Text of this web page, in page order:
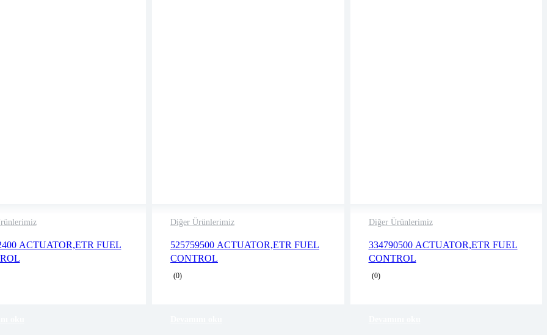
ACTUATOR,ETR FUEL
Delivery time: 1-2 business days
Free 90 days return
Diğer Ürünlerimiz
525759500 ACTUATOR,ETR FUEL
CONTROL
(0)
Delivery time: 1-2 business days
Free 90 days return
Diğer Ürünlerimiz
334790500 ACTUATOR,ETR FUEL
CONTROL
(0)
Delivery time: 1-2 business days
Free 90 days return